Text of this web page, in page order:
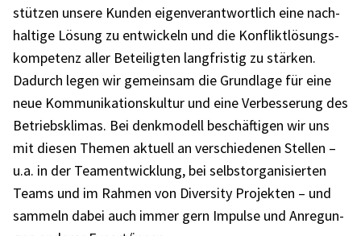
stüt­zen unsere Kunden eigen­ver­ant­wort­lich eine nach­
hal­tige Lösung zu entwi­ckeln und die Konflikt­lö­sungs­
kom­pe­tenz aller Betei­lig­ten lang­fris­tig zu stär­ken.
Dadurch legen wir gemein­sam die Grund­lage für eine
neue Kommu­ni­ka­ti­ons­kul­tur und eine Verbes­se­rung des
Betriebs­kli­mas. Bei denk­mo­dell beschäf­ti­gen wir uns
mit diesen Themen aktu­ell an verschie­de­nen Stel­len –
u.a. in der Team­ent­wick­lung, bei selbst­or­ga­ni­sier­ten
Teams und im Rahmen von Diver­sity Projek­ten – und
sammeln dabei auch immer gern Impulse und Anre­gun­